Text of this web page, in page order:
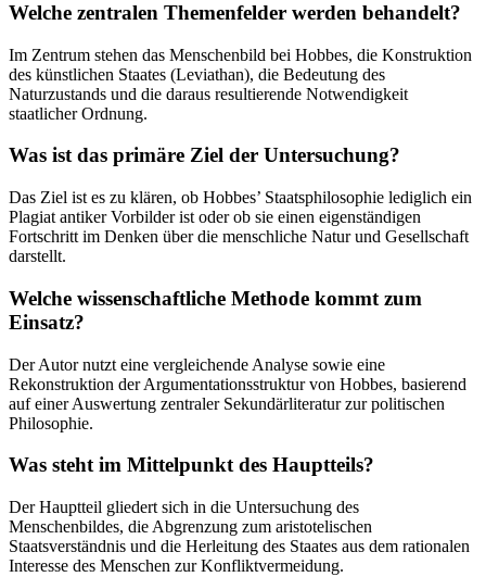
Welche zentralen Themenfelder werden behandelt?
Im Zentrum stehen das Menschenbild bei Hobbes, die Konstruktion
des künstlichen Staates (Leviathan), die Bedeutung des
Naturzustands und die daraus resultierende Notwendigkeit
staatlicher Ordnung.
Was ist das primäre Ziel der Untersuchung?
Das Ziel ist es zu klären, ob Hobbes’ Staatsphilosophie lediglich ein
Plagiat antiker Vorbilder ist oder ob sie einen eigenständigen
Fortschritt im Denken über die menschliche Natur und Gesellschaft
darstellt.
Welche wissenschaftliche Methode kommt zum
Einsatz?
Der Autor nutzt eine vergleichende Analyse sowie eine
Rekonstruktion der Argumentationsstruktur von Hobbes, basierend
auf einer Auswertung zentraler Sekundärliteratur zur politischen
Philosophie.
Was steht im Mittelpunkt des Hauptteils?
Der Hauptteil gliedert sich in die Untersuchung des
Menschenbildes, die Abgrenzung zum aristotelischen
Staatsverständnis und die Herleitung des Staates aus dem rationalen
Interesse des Menschen zur Konfliktvermeidung.